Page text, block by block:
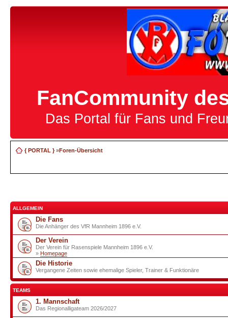
FanCommunity
Das Portal für Fans und
{ PORTAL }»Foren-Übersicht
ALLGEMEIN
Die Fans
Die Anhänger des VfR Mannheim 1896 e.V.
Der Verein
Der Verein für Rasenspiele Mannheim 1896 e.V.
» Homepage
Die Historie
Vergangene Zeiten sowie ehemalige Spieler, Trainer & Funktionäre
TEAMS
1. Mannschaft
Das Regionalligateam 2026/2027